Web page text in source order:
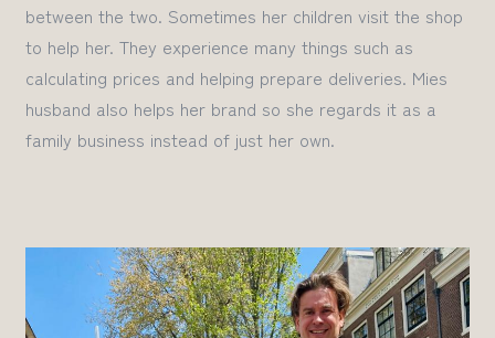
between the two. Sometimes her children visit the shop
to help her. They experience many things such as
calculating prices and helping prepare deliveries. Mies
husband also helps her brand so she regards it as a
family business instead of just her own.